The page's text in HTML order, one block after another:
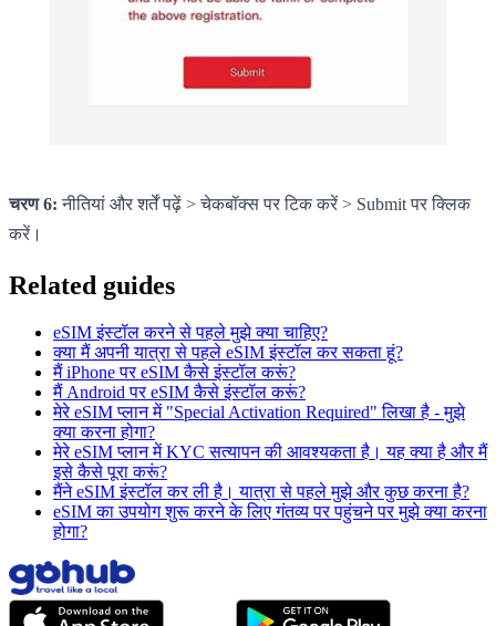
चरण 6: नीतियां और शर्तें पढ़ें > चेकबॉक्स पर टिक करें > Submit पर क्लिक
करें।
Related guides
eSIM इंस्टॉल करने से पहले मुझे क्या चाहिए?
क्या मैं अपनी यात्रा से पहले eSIM इंस्टॉल कर सकता हूं?
मैं iPhone पर eSIM कैसे इंस्टॉल करूं?
मैं Android पर eSIM कैसे इंस्टॉल करूं?
मेरे eSIM प्लान में "Special Activation Required" लिखा है - मुझे
क्या करना होगा?
मेरे eSIM प्लान में KYC सत्यापन की आवश्यकता है। यह क्या है और मैं
इसे कैसे पूरा करूं?
मैंने eSIM इंस्टॉल कर ली है। यात्रा से पहले मुझे और कुछ करना है?
eSIM का उपयोग शुरू करने के लिए गंतव्य पर पहुंचने पर मुझे क्या करना
होगा?